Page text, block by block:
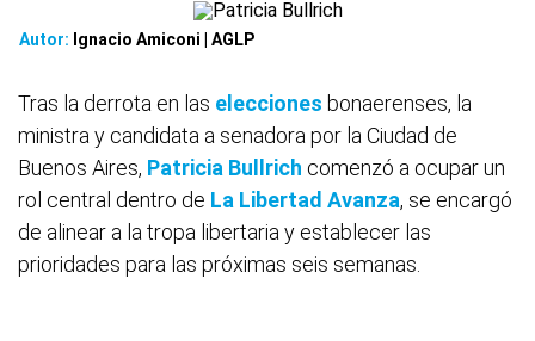
Autor: Ignacio Amiconi | AGLP
Tras la derrota en las elecciones bonaerenses, la
ministra y candidata a senadora por la Ciudad de
Buenos Aires, Patricia Bullrich comenzó a ocupar un
rol central dentro de La Libertad Avanza, se encargó
de alinear a la tropa libertaria y establecer las
prioridades para las próximas seis semanas.